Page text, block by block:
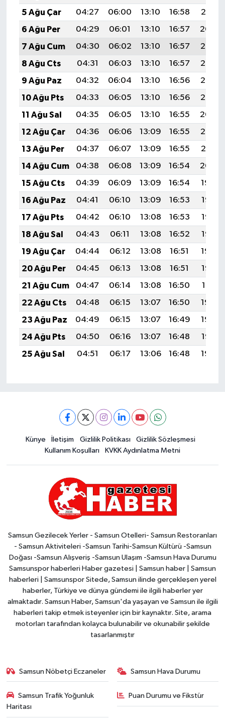
5 Ağu Çar
04:27 06:00 13:10 16:58
20:10
6 Ağu Per
04:29 06:01 13:10 16:57
20:09
7 Ağu Cum
04:30 06:02 13:10 16:57
20:08
8 Ağu Cts
04:31 06:03 13:10 16:57
20:07
9 Ağu Paz
04:32 06:04 13:10 16:56
20:06
10 Ağu Pts
04:33 06:05 13:10 16:56
20:05
11 Ağu Sal
04:35 06:05 13:10 16:55
20:04
12 Ağu Çar
04:36 06:06 13:09 16:55
20:03
13 Ağu Per
04:37 06:07 13:09 16:55
20:01
14 Ağu Cum
04:38 06:08 13:09 16:54
20:00
15 Ağu Cts
04:39 06:09 13:09 16:54
19:59
16 Ağu Paz
04:41 06:10 13:09 16:53
19:58
17 Ağu Pts
04:42 06:10 13:08 16:53
19:57
18 Ağu Sal
04:43 06:11 13:08 16:52
19:55
19 Ağu Çar
04:44 06:12 13:08 16:51
19:54
20 Ağu Per
04:45 06:13 13:08 16:51
19:53
21 Ağu Cum
04:47 06:14 13:08 16:50
19:51
22 Ağu Cts
04:48 06:15 13:07 16:50
19:50
23 Ağu Paz
04:49 06:15 13:07 16:49
19:49
24 Ağu Pts
04:50 06:16 13:07 16:48
19:47
25 Ağu Sal
04:51 06:17 13:06 16:48 19:46
Künye İletişim Gizlilik Politikası
Gizlilik Sözleşmesi
Kullanım Koşulları
KVKK Aydınlatma Metni
Samsun Gezilecek Yerler - Samsun Otelleri- Samsun Restoranları
- Samsun Aktiviteleri -Samsun Tarihi-Samsun Kültürü -Samsun
Doğası -Samsun Alışveriş -Samsun Ulaşım -Samsun Hava Durumu
Samsunspor haberleri Haber gazetesi | Samsun haber | Samsun
haberleri | Samsunspor Sitede, Samsun ilinde gerçekleşen yerel
haberler, Türkiye ve dünya gündemi ile ilgili haberler yer
almaktadır. Samsun Haber, Samsun'da yaşayan ve Samsun ile ilgili
haberleri takip etmek isteyenler için bir kaynaktır. Site, arama
motorları tarafından kolayca bulunabilir ve okunabilir şekilde
tasarlanmıştır
Samsun Nöbetçi Eczaneler Samsun Hava Durumu
Samsun Trafik Yoğunluk
Haritası
Puan Durumu ve Fikstür